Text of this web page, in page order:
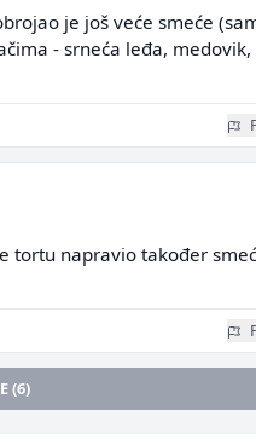
je još veće smeće
- srneća leđa, medovik,
tortu napravio također
(6)